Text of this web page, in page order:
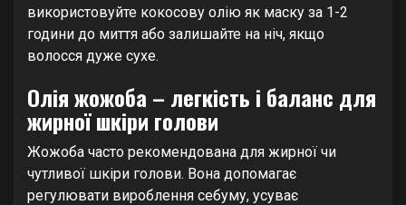
використовуйте кокосову олію як маску за 1-2
години до миття або залишайте на ніч, якщо
волосся дуже сухе.
Олія жожоба – легкість і баланс для
жирної шкіри голови
Жожоба часто рекомендована для жирної чи
чутливої шкіри голови. Вона допомагає
регулювати вироблення себуму, усуває